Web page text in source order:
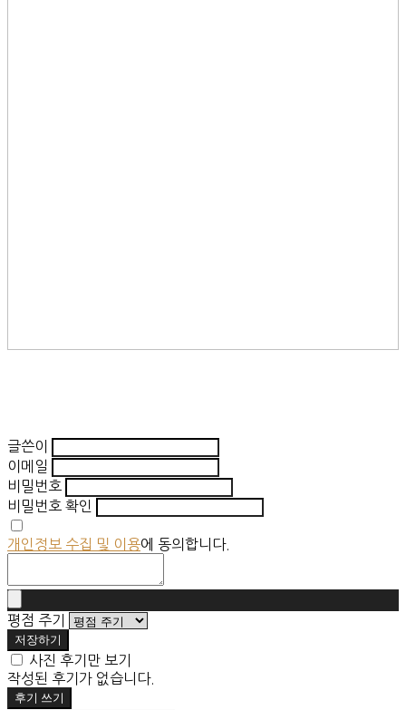
글쓴이
이메일
비밀번호
비밀번호 확인
개인정보 수집 및 이용에 동의합니다.
평점 주기
저장하기
사진 후기만 보기
작성된 후기가 없습니다.
후기 쓰기